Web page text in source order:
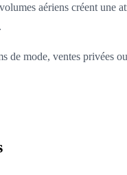
aériens créent une
de mode, ventes privées